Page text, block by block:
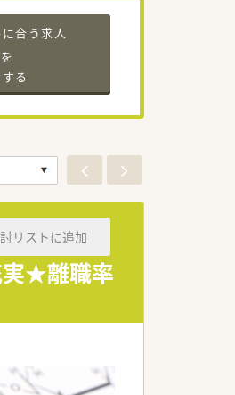
合う求人
る
実★離職率
リストに追加